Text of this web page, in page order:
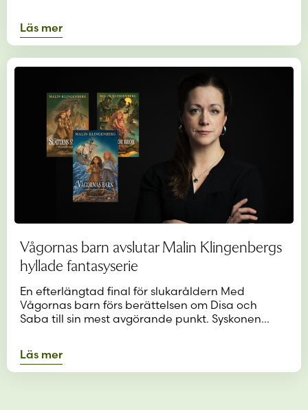
Läs mer
Vågornas barn avslutar Malin Klingenbergs
hyllade fantasyserie
En efterlängtad final för slukaråldern Med
Vågornas barn förs berättelsen om Disa och
Saba till sin mest avgörande punkt. Syskonen…
Läs mer